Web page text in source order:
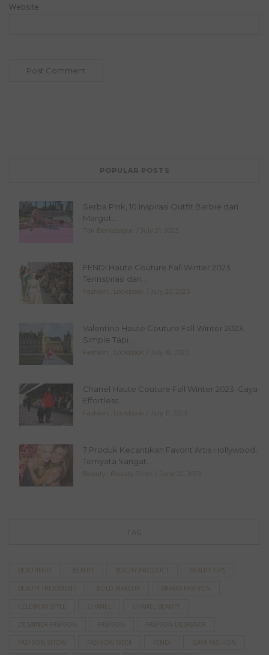
Website
POPULAR POSTS
Serba Pink, 10 Inspirasi Outfit Barbie dari
Margot...
Tak Berkategori July 21, 2023
FENDI Haute Couture Fall Winter 2023
Terinspirasi dari...
Fashion Lookbook July 20, 2023
Valentino Haute Couture Fall Winter 2023,
Simple Tapi...
Fashion Lookbook July 16, 2023
Chanel Haute Couture Fall Winter 2023: Gaya
Effortless...
Fashion Lookbook July 11, 2023
7 Produk Kecantikan Favorit Artis Hollywood,
Ternyata Sangat...
Beauty Beauty Picks June 22, 2023
TAG
BEAUTIFIED BEAUTY BEAUTY PRODUCT BEAUTY TIPS
BEAUTY TREATMENT BOLD MAKEUP BRAND FASHION
CELEBRITY STYLE CHANEL CHANEL BEAUTY
DESAINER FASHION FASHION FASHION DESIGNER
FASHION SHOW FASHION WEEK FENDI GAYA FASHION